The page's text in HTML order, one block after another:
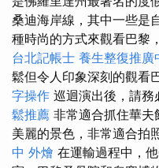
桑迪海岸線，其中一些是
種時尚的方式來觀看巴黎
台北記帳士 養生整復推廣
鬆但令人印象深刻的觀看
字操作 巡迴演出後，請
鬆推薦 非常適合抓住華
美麗的景色，非常適合拍
中 外燴 在運輸過程中，